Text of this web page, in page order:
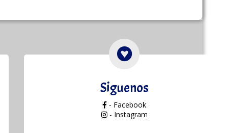
Siguenos
- Facebook
- Instagram